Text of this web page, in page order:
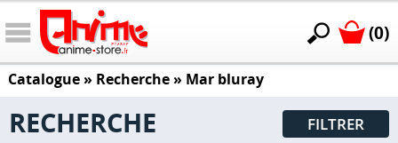
(0)
Catalogue» Recherche » Mar bluray
RECHERCHE FILTRER